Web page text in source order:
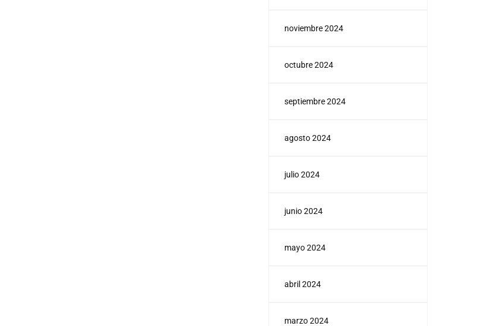
noviembre 2024
octubre 2024
septiembre 2024
agosto 2024
julio 2024
junio 2024
mayo 2024
abril 2024
marzo 2024